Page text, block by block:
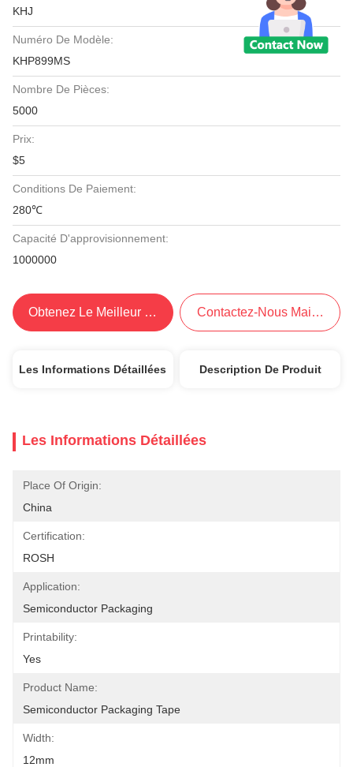
KHJ
Numéro De Modèle:
KHP899MS
Nombre De Pièces:
5000
Prix:
$5
Conditions De Paiement:
280℃
Capacité D'approvisionnement:
1000000
Obtenez Le Meilleur Prix Contactez-Nous Maintenant
Les Informations Détaillées Description De Produit
Les Informations Détaillées
Place Of Origin:
China
Certification:
ROSH
Application:
Semiconductor Packaging
Printability:
Yes
Product Name:
Semiconductor Packaging Tape
Width:
12mm